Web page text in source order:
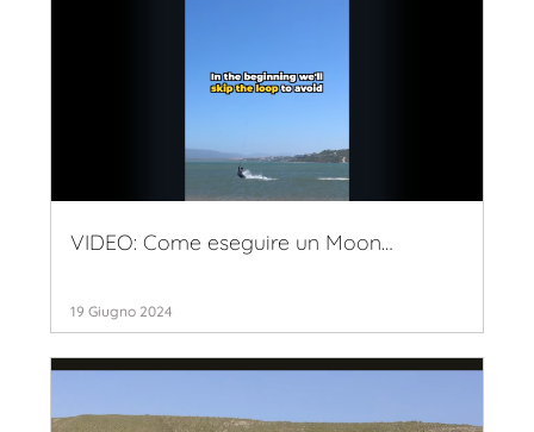
VIDEO: Come eseguire un Moon…
19 Giugno 2024